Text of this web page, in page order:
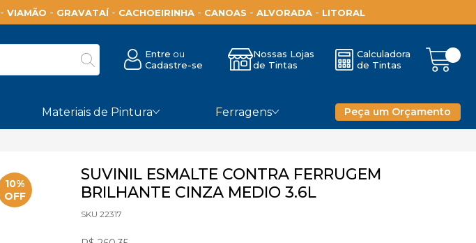
-VIAMÃO - GRAVATAÍ- CACHOEIRINHA - CANOAS -ALVORADA - LITORAL
Entre
Cadastre-se
Nossas Lojas
de Tintas
Calculadora
de Tintas
Materiais de Pintura Ferragens Peça um Orçamento
10%
OFF
SUVINIL ESMALTE CONTRA FERRUGEM
BRILHANTE CINZA MEDIO 3.6L
SKU 22317